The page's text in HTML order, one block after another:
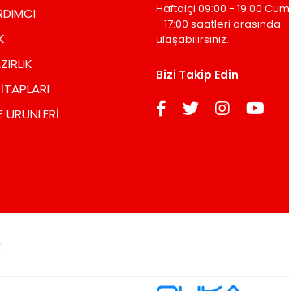
ÜRÜNLERİ
Haftaiçi 09:00 - 19:00
- 17:00 saatleri arasında
ulaşabilirsiniz.
Bizi Takip Edin